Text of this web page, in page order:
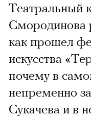
Театральный
Смородинова
как прошел
искусства
почему в
непременно
Сукачева и в